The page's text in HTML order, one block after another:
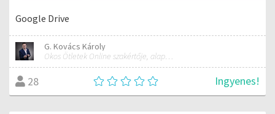
Google Drive
G. Kovács Károly
Okos Ötletek Online szakértője, alapítója
28 Ingyenes!